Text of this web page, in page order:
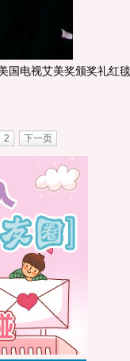
电视艾美奖颁奖礼红毯
2 下一页